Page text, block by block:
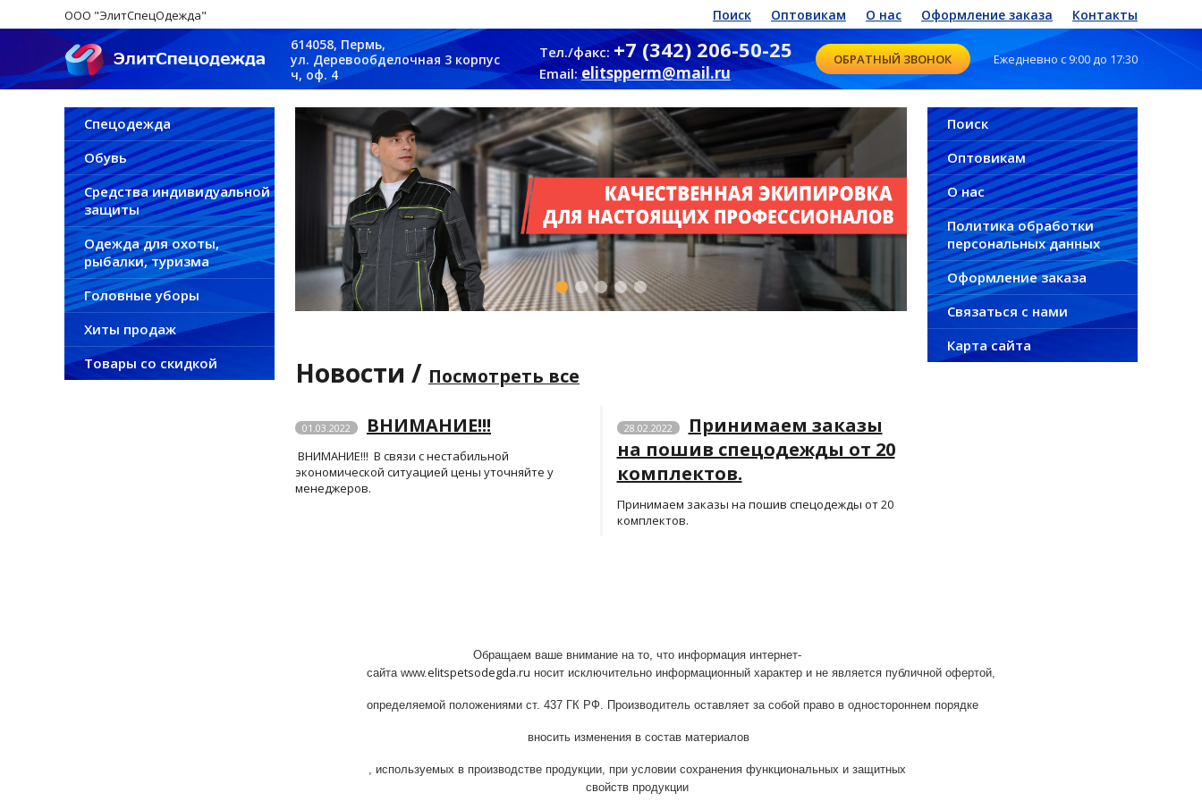
ООО "ЭлитСпецОдежда" Поиск Оптовикам О нас Оформление заказа
Контакты
614058, Пермь,
ул. Деревообделочная 3 корпус
ч, оф. 4
Тел./факс: +7 (342) 206-50-25
Email:elitspperm@mail.ru
ОБРАТНЫЙ ЗВОНОК Ежедневно с 9:00 до 17:30
Спецодежда
Обувь
Средства индивидуальной
защиты
Одежда для охоты,
рыбалки, туризма
Головные уборы
Хиты продаж
Товары со скидкой
Поиск
Оптовикам
О нас
Политика обработки
персональных данных
Оформление заказа
Связаться с нами
Карта сайта
Новости / Посмотреть все
01.03.2022 ВНИМАНИЕ!!!
ВНИМАНИЕ!!! В связи с нестабильной
экономической ситуацией цены уточняйте у
менеджеров.
28.02.2022
Принимаем заказы
на пошив спецодежды от 20
комплектов.
Принимаем заказы на пошив спецодежды от 20
комплектов.
Обращаем ваше внимание на то, что информация интернет-
сайта www.elitspetsodegda.ru носит исключительно информационный характер и не является публичной офертой,
определяемой положениями ст. 437 ГК РФ. Производитель оставляет за собой право в одностороннем порядке
вносить изменения в состав материалов
, используемых в производствепродукции, при условии сохранения функциональных и защитных
свойств продукции